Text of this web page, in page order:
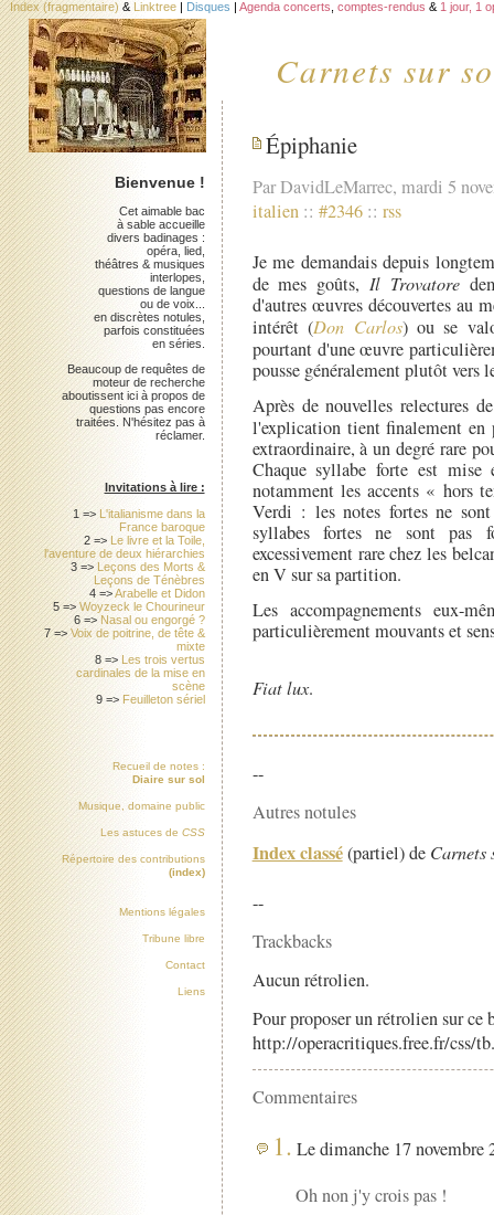
Carnets sur
Index (fragmentaire) & Linktree | Disques | Agenda concerts comptes-rendus & 1 jour, 1
Épiphanie
Par DavidLeMarrec, mardi 5
italien :: #2346 :: rss
Je me demandais depuis
de mes goûts,Il Trovatore
d'autres œuvres découvertes au
intérêt (Don Carlos) ou se
pourtant d'une œuvre
pousse généralement plutôt vers
Après de nouvelles relectures
l'explication tient finalement
extraordinaire, à un degré rare
Chaque syllabe forte est mise
notamment les accents « hors
Verdi : les notes fortes ne
syllabes fortes ne sont pas
excessivement rare chez les
en V sur sa partition.
Les accompagnements eux-
particulièrement mouvants et
Fiat lux.
--
Autres notules
Index classé(partiel) de Carnets
--
Trackbacks
Aucun rétrolien.
Pour proposer un rétrolien sur
http://operacritiques.free.fr/css/
Commentaires
1. Le dimanche 17 novembre
Oh non j'y crois pas !
Bienvenue !
Cet aimable bac
à sable accueille
divers badinages :
opéra, lied,
théâtres & musiques
interlopes,
questions de langue
ou de voix...
en discrètes notules,
parfois constituées
en séries.
Beaucoup de requêtes de
moteur de recherche
aboutissent ici à propos de
questions pas encore
traitées. N'hésitez pas à
réclamer.
Invitations à lire :
1 => L'italianisme dans la
France baroque
2 => Le livre et la Toile,
l'aventure de deux hiérarchies
3 => Leçons des Morts &
Leçons de Ténèbres
4 =>Arabelle et Didon
5 =>Woyzeck le Chourineur
6 => Nasal ou engorgé ?
7 =>Voix de poitrine, de tête &
mixte
8 => Les trois vertus
cardinales de la mise en
scène
9 => Feuilleton sériel
Recueil de notes :
Diaire sur sol
Musique, domaine public
Les astuces de CSS
Répertoire des contributions
(index)
Mentions légales
Tribune libre
Contact
Liens